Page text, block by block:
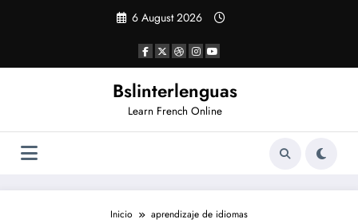
6 August 2026
Bslinterlenguas
Learn French Online
Inicio aprendizaje de idiomas